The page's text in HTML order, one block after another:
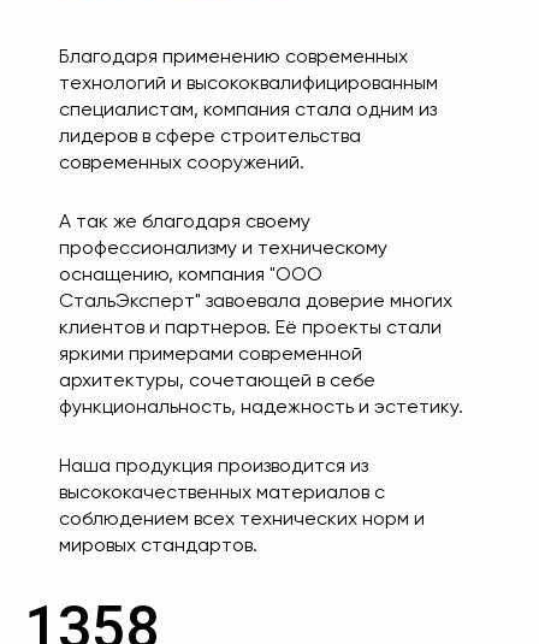
Благодаря применению современных
технологий и высококвалифицированным
специалистам, компания стала одним из
лидеров в сфере строительства
современных сооружений.
А так же благодаря своему
профессионализму и техническому
оснащению, компания "ООО
СтальЭксперт" завоевала доверие многих
клиентов и партнеров. Её проекты стали
яркими примерами современной
архитектуры, сочетающей в себе
функциональность, надежность и эстетику.
Наша продукция производится из
высококачественных материалов с
соблюдением всех технических норм и
мировых стандартов.
1358